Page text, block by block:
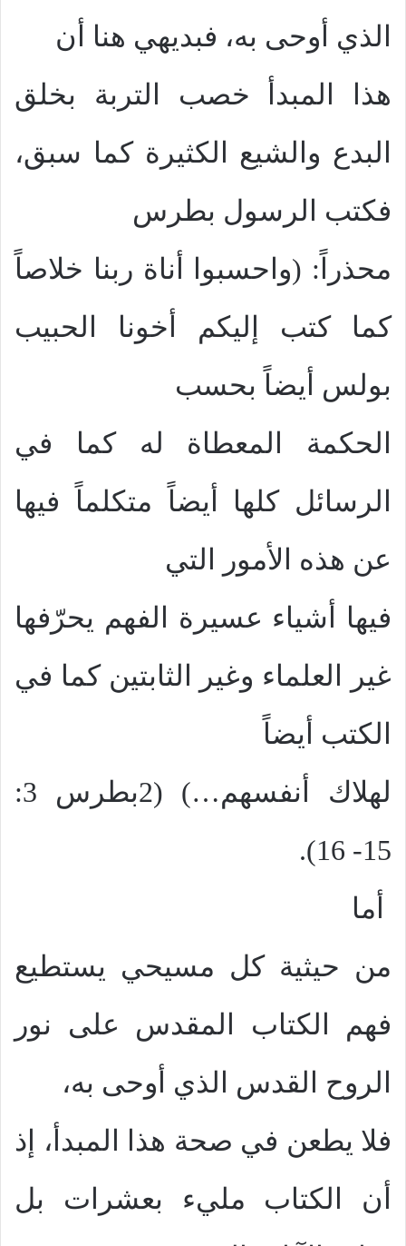
الذي أوحى به، فبديهي هنا أن
هذا المبدأ خصب التربة بخلق
البدع والشيع الكثيرة كما سبق،
فكتب الرسول بطرس
محذراً: (واحسبوا أناة ربنا خلاصاً
كما كتب إليكم أخونا الحبيب
بولس أيضاً بحسب
الحكمة المعطاة له كما في
الرسائل كلها أيضاً متكلماً فيها
عن هذه الأمور التي
فيها أشياء عسيرة الفهم يحرّفها
غير العلماء وغير الثابتين كما في
الكتب أيضاً
لهلاك أنفسهم…) (2بطرس 3:
15- 16).
أما
من حيثية كل مسيحي يستطيع
فهم الكتاب المقدس على نور
الروح القدس الذي أوحى به،
فلا يطعن في صحة هذا المبدأ، إذ
أن الكتاب مليء بعشرات بل